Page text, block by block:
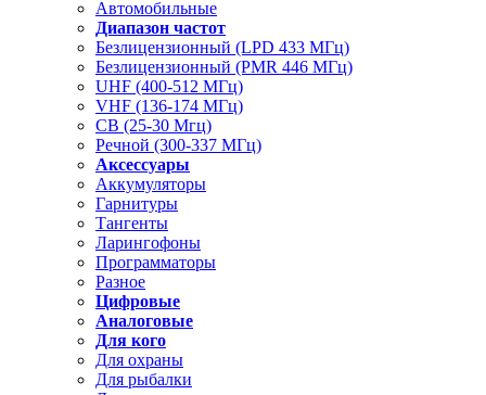
Автомобильные
Диапазон частот
Безлицензионный (LPD 433 МГц)
Безлицензионный (PMR 446 МГц)
UHF (400-512 МГц)
VHF (136-174 МГц)
CB (25-30 Мгц)
Речной (300-337 МГц)
Аксессуары
Аккумуляторы
Гарнитуры
Тангенты
Ларингофоны
Программаторы
Разное
Цифровые
Аналоговые
Для кого
Для охраны
Для рыбалки